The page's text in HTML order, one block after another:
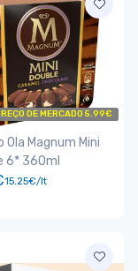
DE MERCADO 5.99€
Ola Magnum Mini
6* 360ml
15.25€/lt